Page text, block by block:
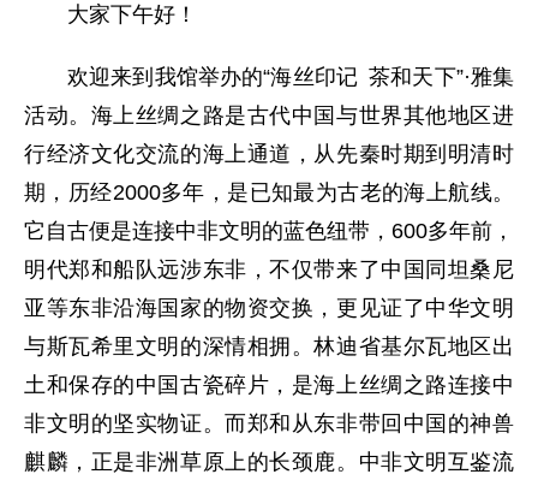
大家下午好！
欢迎来到我馆举办的“海丝印记 茶和天下”·雅集
活动。海上丝绸之路是古代中国与世界其他地区进
行经济文化交流的海上通道，从先秦时期到明清时
期，历经2000多年，是已知最为古老的海上航线。
它自古便是连接中非文明的蓝色纽带，600多年前，
明代郑和船队远涉东非，不仅带来了中国同坦桑尼
亚等东非沿海国家的物资交换，更见证了中华文明
与斯瓦希里文明的深情相拥。林迪省基尔瓦地区出
土和保存的中国古瓷碎片，是海上丝绸之路连接中
非文明的坚实物证。而郑和从东非带回中国的神兽
麒麟，正是非洲草原上的长颈鹿。中非文明互鉴流